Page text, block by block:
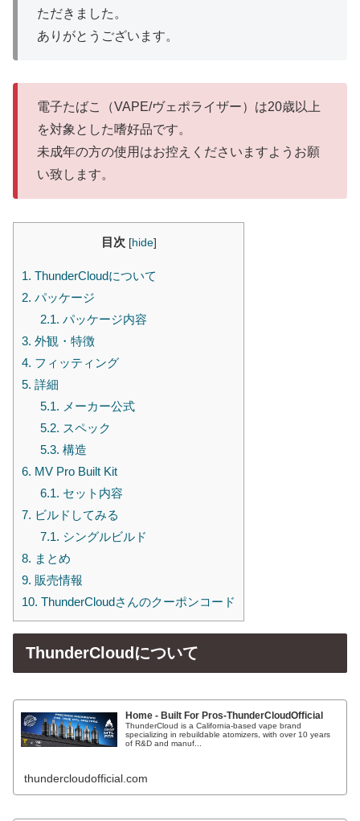
ただきました。
ありがとうございます。
電子たばこ（VAPE/ヴェポライザー）は20歳以上
を対象とした嗜好品です。
未成年の方の使用はお控えくださいますようお願
い致します。
目次 [hide]
1. ThunderCloudについて
2. パッケージ
2.1. パッケージ内容
3. 外観・特徴
4. フィッティング
5. 詳細
5.1. メーカー公式
5.2. スペック
5.3. 構造
6. MV Pro Built Kit
6.1. セット内容
7. ビルドしてみる
7.1. シングルビルド
8. まとめ
9. 販売情報
10. ThunderCloudさんのクーポンコード
ThunderCloudについて
Home - Built For Pros-ThunderCloudOfficial
ThunderCloud is a California-based vape brand
specializing in rebuildable atomizers, with over 10 years
of R&D and manuf...
thundercloudofficial.com